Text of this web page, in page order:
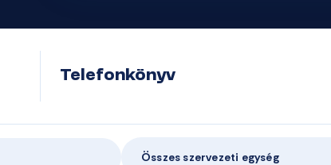
Telefonkönyv
Összes szervezeti egység